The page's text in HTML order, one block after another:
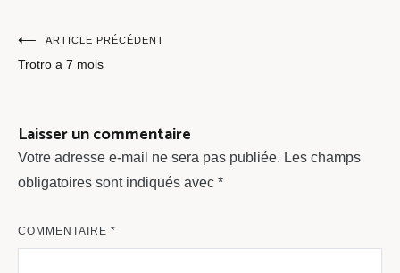
Navigation
de
ARTICLE PRÉCÉDENT
Trotro a 7 mois
Laisser un commentaire
Votre adresse e-mail ne sera pas publiée. Les champs
obligatoires sont indiqués avec *
COMMENTAIRE *